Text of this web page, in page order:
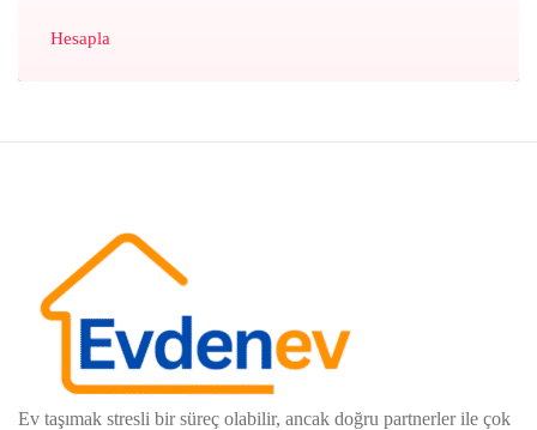
Hesapla
Ev taşımak stresli bir süreç olabilir, ancak doğru partnerler ile çok